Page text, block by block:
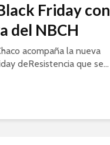
Friday con
del NBCH
acompaña la nueva
deResistencia que se...